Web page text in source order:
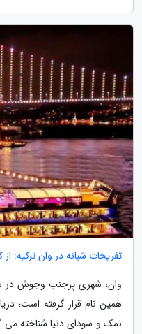
تفریحات شبانه در وان ترکیه:
وان، شهری پرجنب وجوش در
همین نام قرار گرفته است؛
نمک و سودای دنیا شناخته می